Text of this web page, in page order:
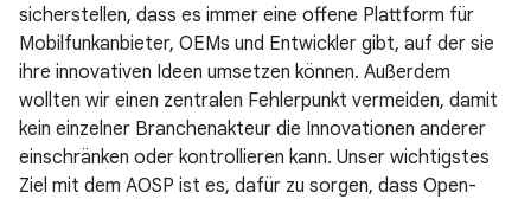
sicherstellen, dass es immer eine offene Plattform für
Mobilfunkanbieter, OEMs und Entwickler gibt, auf der sie
ihre innovativen Ideen umsetzen können. Außerdem
wollten wir einen zentralen Fehlerpunkt vermeiden, damit
kein einzelner Branchenakteur die Innovationen anderer
einschränken oder kontrollieren kann. Unser wichtigstes
Ziel mit dem AOSP ist es, dafür zu sorgen, dass Open-